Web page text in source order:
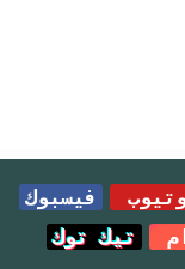
فيسبوك
تيك توك